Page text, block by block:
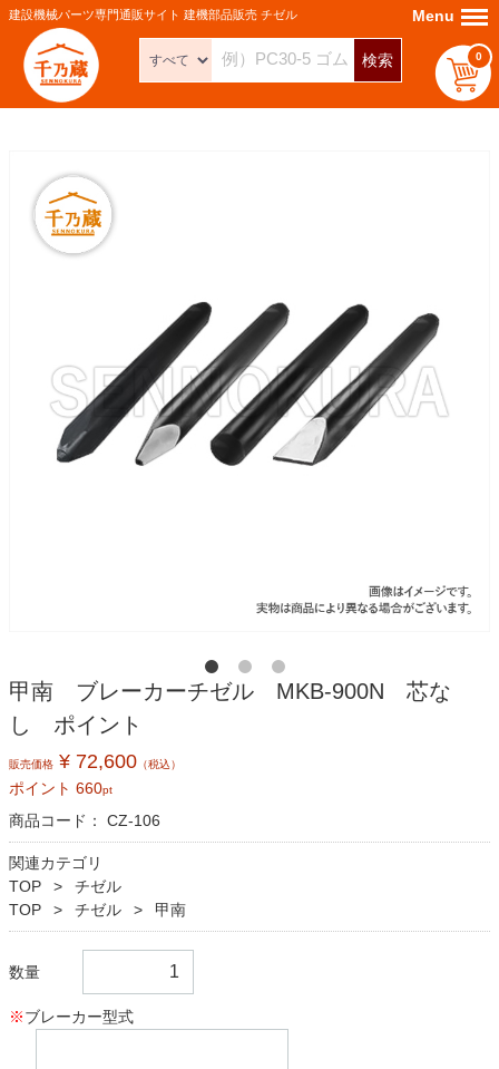
建設機械パーツ専門通販サイト 建機部品販売 チゼル
検索 0
Menu Menu
甲南 ブレーカーチゼル MKB-900N 芯な
し ポイント
販売価格 ¥ 72,600 （税込）
ポイント 660pt
商品コード： CZ-106
関連カテゴリ
TOP
チゼル
TOP
チゼル 甲南
数量
※ブレーカー型式